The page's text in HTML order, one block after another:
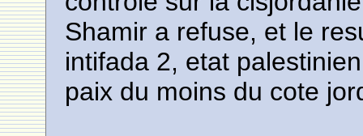
Shamir a refuse, et le
intifada 2, etat
paix du moins du cote